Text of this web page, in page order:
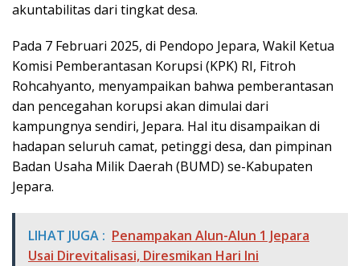
akuntabilitas dari tingkat desa.
Pada 7 Februari 2025, di Pendopo Jepara, Wakil Ketua
Komisi Pemberantasan Korupsi (KPK) RI, Fitroh
Rohcahyanto, menyampaikan bahwa pemberantasan
dan pencegahan korupsi akan dimulai dari
kampungnya sendiri, Jepara. Hal itu disampaikan di
hadapan seluruh camat, petinggi desa, dan pimpinan
Badan Usaha Milik Daerah (BUMD) se-Kabupaten
Jepara.
LIHAT JUGA : Penampakan Alun-Alun 1 Jepara
Usai Direvitalisasi, Diresmikan Hari Ini